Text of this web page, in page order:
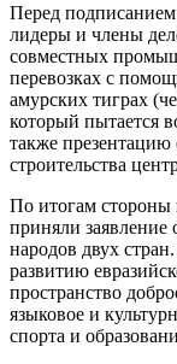
Перед
лидеры и члены
совместных
перевозках с
амурских тиграх
который пытается
также презентацию
строительства
По итогам
приняли заявление
народов двух
развитию
пространство
языковое и
спорта и